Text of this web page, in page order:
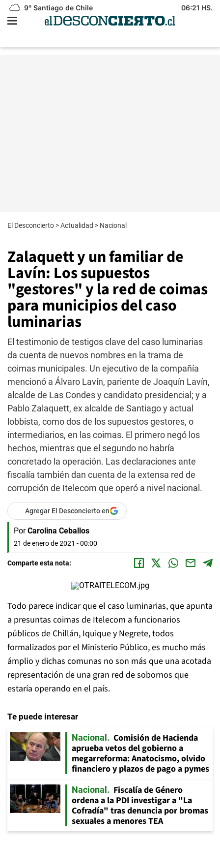
9° Santiago de Chile 06:21 HS.
El Desconcierto >Actualidad > Nacional
Zalaquett y un familiar de
Lavín: Los supuestos
"gestores" y la red de coimas
para municipios del caso
luminarias
El testimonio de testigos clave del caso luminarias
da cuenta de nuevos nombres en la trama de
coimas municipales. Un ejecutivo de la compañía
mencionó a Álvaro Lavín, pariente de Joaquín Lavín,
alcalde de Las Condes y candidato presidencial; y a
Pablo Zalaquett, ex alcalde de Santiago y actual
lobbista, como dos de los supuestos gestores, o
intermediarios, en las coimas. El primero negó los
hechos, mientras que el segundo no habría
concretado la operación. Las declaraciones ante
fiscalía también dan cuenta de la extensa red de
corrupción de Itelecom que operó a nivel nacional.
Agregar El Desconcierto en
Por Carolina Ceballos
21 de enero de 2021 - 00:00
Comparte esta nota:
Todo parece indicar que el caso luminarias, que apunta
a presuntas coimas de Itelecom a funcionarios
públicos de Chillán, Iquique y Negrete, todos
formalizados por el Ministerio Público, es mucho más
ámplio y dichas comunas no son más que una acotada
representación de una gran red de sobornos que
estaría operando en el país.
Te puede interesar
Nacional
Comisión de Hacienda
aprueba vetos del gobierno a
megarreforma: Anatocismo, olvido
financiero y plazos de pago a pymes
Nacional
Fiscalía de Género
ordena a la PDI investigar a "La
Cofradía" tras denuncia por bromas
sexuales a menores TEA